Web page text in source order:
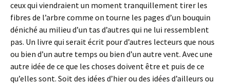
ceux qui viendraient un moment tranquillement tirer les
fibres de l’arbre comme on tourne les pages d’un bouquin
déniché au milieu d’un tas d’autres qui ne lui ressemblent
pas. Un livre qui serait écrit pour d’autres lecteurs que nous
ou bien d’un autre temps ou bien d’un autre vent. Avec une
autre idée de ce que les choses doivent être et puis de ce
qu’elles sont. Soit des idées d’hier ou des idées d’ailleurs ou